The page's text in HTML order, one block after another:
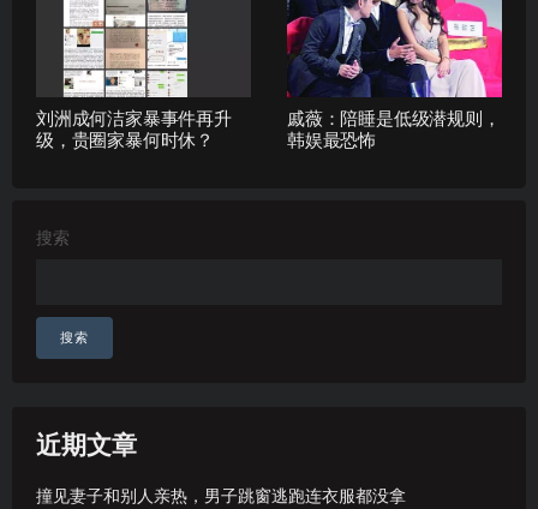
刘洲成何洁家暴事件再升
级，贵圈家暴何时休？
戚薇：陪睡是低级潜规则，
韩娱最恐怖
搜索
搜索
近期文章
撞见妻子和别人亲热，男子跳窗逃跑连衣服都没拿